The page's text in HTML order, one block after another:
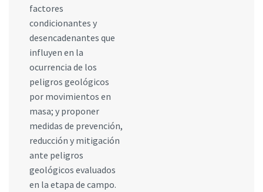
factores
condicionantes y
desencadenantes que
influyen en la
ocurrencia de los
peligros geológicos
por movimientos en
masa; y proponer
medidas de prevención,
reducción y mitigación
ante peligros
geológicos evaluados
en la etapa de campo.